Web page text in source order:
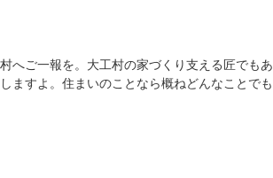
へご一報を。大工村の家づくり支える匠でもあ
ますよ。住まいのことなら概ねどんなことでも